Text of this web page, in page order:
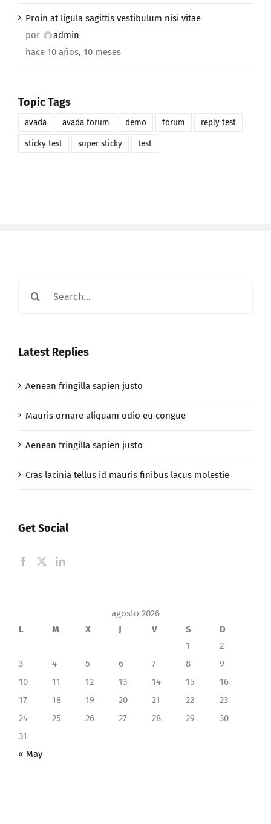
Proin at ligula sagittis vestibulum nisi vitae
por
admin
hace 10 años, 10 meses
Topic Tags
avada avada forum demo forum reply test
sticky test super sticky test
Latest Replies
Aenean fringilla sapien justo
Mauris ornare aliquam odio eu congue
Aenean fringilla sapien justo
Cras lacinia tellus id mauris finibus lacus molestie
Get Social
agosto 2026
L
M X J V S
D
1
2
3
4 5 6 7 8
9
10
11 12 13 14 15
16
17
18 19 20 21 22
23
24
25 26 27 28 29
30
31
« May